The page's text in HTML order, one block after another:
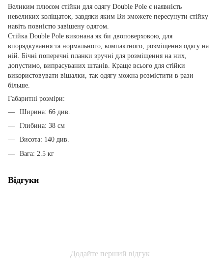
Великим плюсом стійки для одягу Double Pole є наявність
невеликих коліщаток, завдяки яким Ви зможете пересунути стійку
навіть повністю завішену одягом.
Стійка Double Pole виконана як би двоповерховою, для
впорядкування та нормального, компактного, розміщення одягу на
ній. Бічні поперечні планки зручні для розміщення на них,
допустимо, випрасуваних штанів. Краще всього для стійки
використовувати вішалки, так одягу можна розмістити в рази
більше.
Габаритні розміри:
Ширина: 66 див.
Глибина: 38 см
Висота: 140 див.
Вага: 2.5 кг
Відгуки
Додайте перший відгук